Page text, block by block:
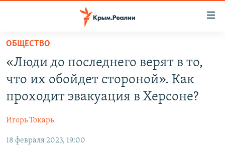
Вернуться
основному
содержанию
главной
навигации
Вернутся
СПЕЦПРОЕКТЫ
11 ЛЕТ ОККУПАЦИИ КРЫМА. 11 ИСТОРИЙ СОПРОТИВЛЕНИЯ
ЕЩЕ
ИНТЕРАКТИВ
РАДІО СВОБОДА
ОБЩЕСТВО
«Люди до последнего верят в то,
что их обойдет стороной». Как
проходит эвакуация в Херсоне?
Игорь Токарь
18 февраля 2023, 19:00